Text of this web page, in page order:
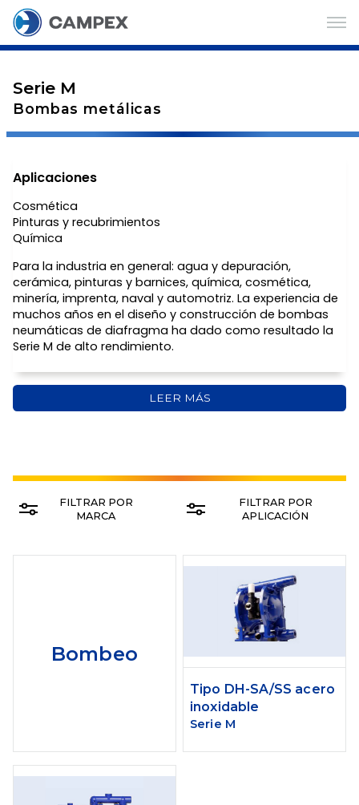
Serie M
Bombas metálicas
Aplicaciones
Cosmética
Pinturas y recubrimientos
Química
Para la industria en general: agua y depuración,
cerámica, pinturas y barnices, química, cosmética,
minería, imprenta, naval y automotriz. La experiencia de
muchos años en el diseño y construcción de bombas
neumáticas de diafragma ha dado como resultado la
Serie M de alto rendimiento.
LEER MÁS
FILTRAR POR
MARCA
FILTRAR POR
APLICACIÓN
Bombeo
Tipo DH-SA/SS acero
inoxidable
Serie M